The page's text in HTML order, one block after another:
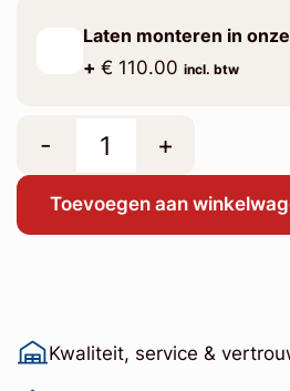
Laten monteren in
+ € 110.00 incl. btw
- +
Toevoegen aan
Kwaliteit, service &